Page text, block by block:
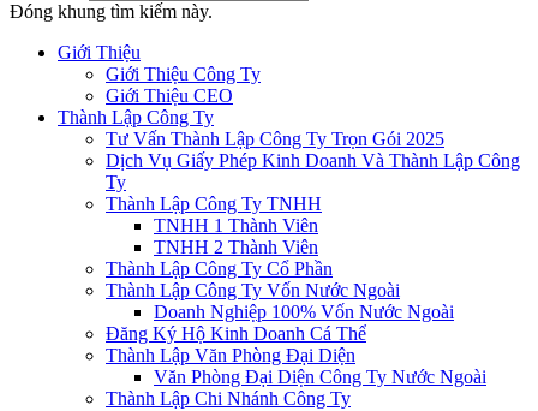
Đóng khung tìm kiếm này.
Giới Thiệu
Giới Thiệu Công Ty
Giới Thiệu CEO
Thành Lập Công Ty
Tư Vấn Thành Lập Công Ty Trọn Gói 2025
Dịch Vụ Giấy Phép Kinh Doanh Và Thành Lập Công
Ty
Thành Lập Công Ty TNHH
TNHH 1 Thành Viên
TNHH 2 Thành Viên
Thành Lập Công Ty Cổ Phần
Thành Lập Công Ty Vốn Nước Ngoài
Doanh Nghiệp 100% Vốn Nước Ngoài
Đăng Ký Hộ Kinh Doanh Cá Thể
Thành Lập Văn Phòng Đại Diện
Văn Phòng Đại Diện Công Ty Nước Ngoài
Thành Lập Chi Nhánh Công Ty